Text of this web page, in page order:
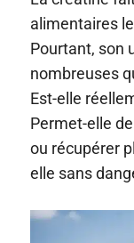
alimentaires
Pourtant, son
nombreuses
Est-elle
Permet-elle
ou récupérer
elle sans